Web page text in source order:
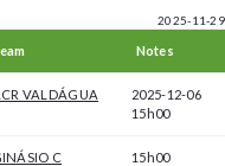
2025-11-29
Notes
VALDÁGUA
2025-12-06
15h00
C
15h00